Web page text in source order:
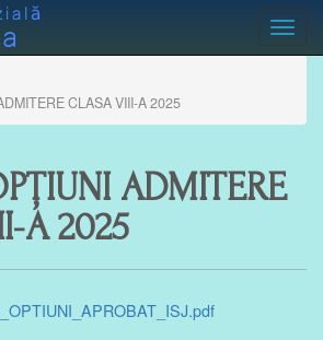
CLASA VIII-A 2025
ADMITERE
A 2025